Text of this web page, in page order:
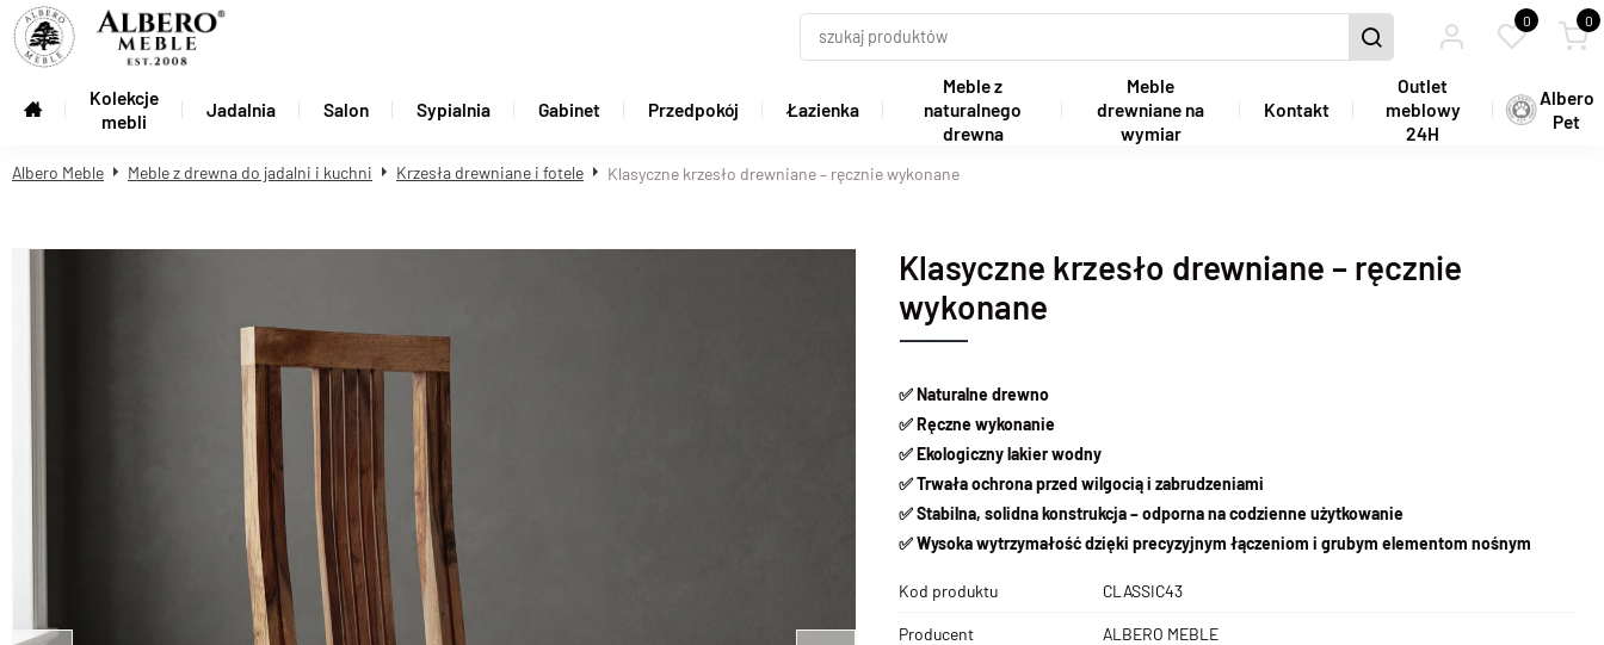
0 0
Kolekcje
mebli
Jadalnia Salon Sypialnia Gabinet Przedpokój Łazienka
Meble z
naturalnego
drewna
Meble
drewniane na
wymiar
Kontakt
Outlet
meblowy
24H
Albero
Pet
Albero Meble Meble z drewna do jadalni i kuchni Krzesła drewniane i fotele Klasyczne krzesło drewniane – ręcznie wykonane
Klasyczne krzesło drewniane – ręcznie
wykonane
✅ Naturalne drewno
✅ Ręczne wykonanie
✅ Ekologiczny lakier wodny
✅ Trwała ochrona przed wilgocią i zabrudzeniami
✅ Stabilna, solidna konstrukcja – odporna na codzienne użytkowanie
✅ Wysoka wytrzymałość dzięki precyzyjnym łączeniom i grubym elementom nośnym
Kod produktu CLASSIC43
Producent ALBERO MEBLE